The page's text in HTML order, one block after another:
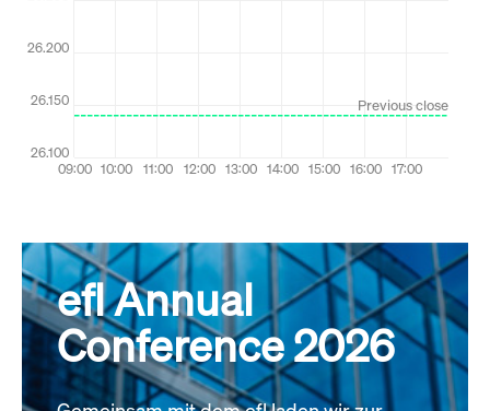
efl Annual
Conference 2026